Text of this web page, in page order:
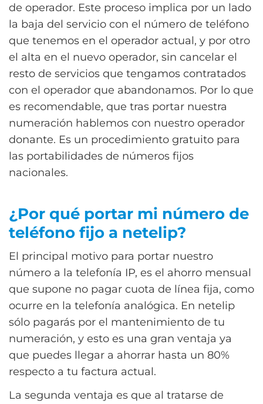
de operador. Este proceso implica por un lado
la baja del servicio con el número de teléfono
que tenemos en el operador actual, y por otro
el alta en el nuevo operador, sin cancelar el
resto de servicios que tengamos contratados
con el operador que abandonamos. Por lo que
es recomendable, que tras portar nuestra
numeración hablemos con nuestro operador
donante. Es un procedimiento gratuito para
las portabilidades de números fijos
nacionales.
¿Por qué portar mi número de
teléfono fijo a netelip?
El principal motivo para portar nuestro
número a la telefonía IP, es el ahorro mensual
que supone no pagar cuota de línea fija, como
ocurre en la telefonía analógica. En netelip
sólo pagarás por el mantenimiento de tu
numeración, y esto es una gran ventaja ya
que puedes llegar a ahorrar hasta un 80%
respecto a tu factura actual.
La segunda ventaja es que al tratarse de